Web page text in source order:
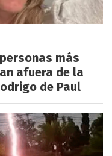
más
afuera de la
de Paul